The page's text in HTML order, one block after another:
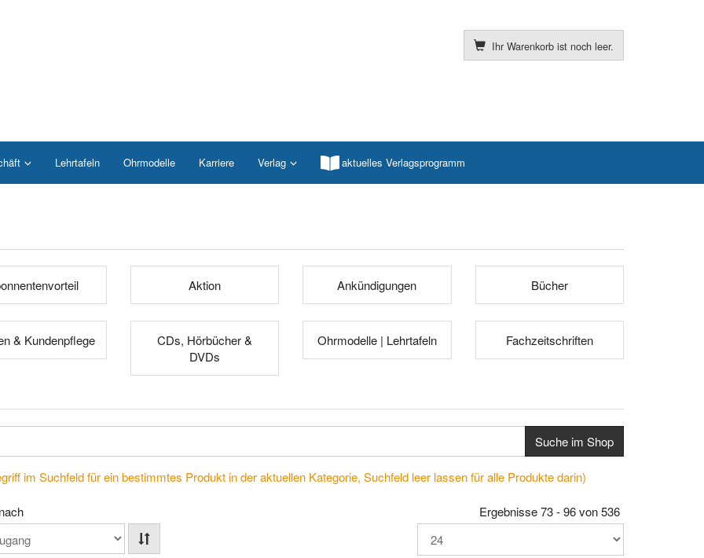
Ihr Warenkorb ist noch leer.
Lehrtafeln Ohrmodelle Karriere Verlag aktuelles Verlagsprogramm
Aktion Ankündigungen Bücher
& Kundenpflege
CDs, Hörbücher &
DVDs
Ohrmodelle | Lehrtafeln Fachzeitschriften
Suche im Shop
im Suchfeld für ein bestimmtes Produkt in der aktuellen Kategorie, Suchfeld leer lassen für alle Produkte darin)
Ergebnisse 73 - 96 von 536